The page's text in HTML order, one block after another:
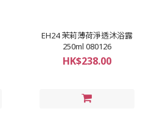
EH24 茉莉薄荷淨透沐浴露
250ml 080126
HK$238.00